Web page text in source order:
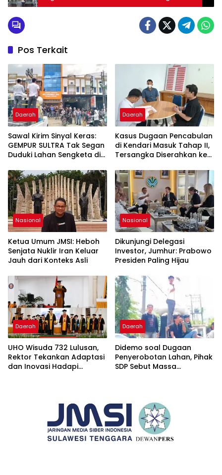
Pos Terkait
Daerah
Sawal Kirim Sinyal Keras:
GEMPUR SULTRA Tak Segan
Duduki Lahan Sengketa di
Daerah
Kasus Dugaan Pencabulan
di Kendari Masuk Tahap II,
Tersangka Diserahkan ke
Nasional
Ketua Umum JMSI: Heboh
Senjata Nuklir Iran Keluar
Jauh dari Konteks Asli
Nasional
Dikunjungi Delegasi
Investor, Jumhur: Prabowo
Presiden Paling Hijau
Daerah
UHO Wisuda 732 Lulusan,
Rektor Tekankan Adaptasi
dan Inovasi Hadapi
Daerah
Didemo soal Dugaan
Penyerobotan Lahan, Pihak
SDP Sebut Massa